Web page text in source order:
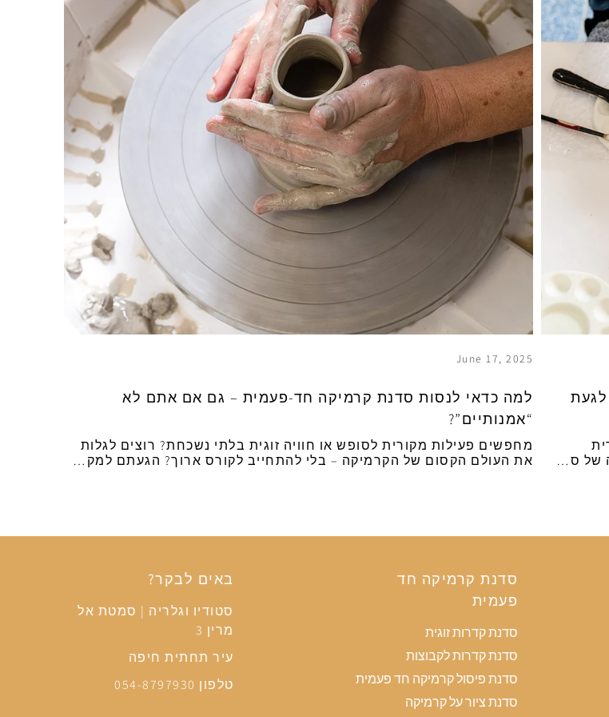
לגעת
של ס…
June 17, 2025
למה כדאי לנסות סדנת קרמיקה חד-פעמית – גם אם אתם לא
“אמנותיים”?
מחפשים פעילות מקורית לסופש או חוויה זוגית בלתי נשכחת? רוצים לגלות
את העולם הקסום של הקרמיקה – בלי להתחייב לקורס ארוך? הגעתם למק…
סדנת קרמיקה חד
פעמית
סדנת קדרות זוגית
סדנת קדרות לקבוצות
סדנת פיסול קרמיקה חד פעמית
סדנת ציור על קרמיקה
באים לבקר?
סטודיו וגלריה | סמטת אל
מרין 3
עיר תחתית חיפה
טלפון 054-8797930